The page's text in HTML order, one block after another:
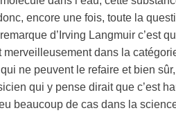
encore une fois, toute la
d’Irving Langmuir c’est
merveilleusement dans la
ne peuvent le refaire et bien
qui y pense dirait que c’est
beaucoup de cas dans la